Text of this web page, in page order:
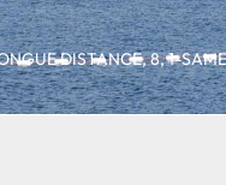
DISTANCE,8,1-